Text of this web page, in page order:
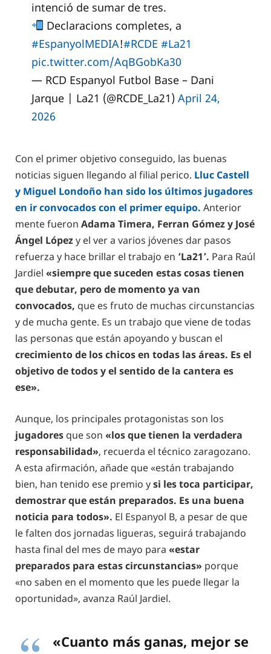
intenció de sumar de tres.
Declaracions completes, a
#EspanyolMEDIA!#RCDE #La21
pic.twitter.com/AqBGobKa30
— RCD Espanyol Futbol Base – Dani
Jarque | La21 (@RCDE_La21) April 24,
2026
Con el primer objetivo conseguido, las buenas
noticias siguen llegando al filial perico. Lluc Castell
y Miguel Londoño han sido los últimos jugadores
en ir convocados con el primer equipo. Anterior
mente fueron Adama Timera, Ferran Gómez y José
Ángel Lópezy el ver a varios jóvenes dar pasos
refuerza y hace brillar el trabajo en ‘La21’. Para Raúl
Jardiel «siempre que suceden estas cosas tienen
que debutar, pero de momento ya van
convocados, que es fruto de muchas circunstancias
y de mucha gente. Es un trabajo que viene de todas
las personas que están apoyando y buscan el
crecimiento de los chicos en todas las áreas. Es el
objetivo de todos y el sentido de la cantera es
ese».
Aunque, los principales protagonistas son los
jugadores que son «los que tienen la verdadera
responsabilidad», recuerda el técnico zaragozano.
A esta afirmación, añade que «están trabajando
bien, han tenido ese premio ysi les toca participar,
demostrar que están preparados. Es una buena
noticia para todos». El Espanyol B, a pesar de que
le falten dos jornadas ligueras, seguirá trabajando
hasta final del mes de mayo para «estar
preparados para estas circunstancias» porque
«no saben en el momento que les puede llegar la
oportunidad», avanza Raúl Jardiel.
«Cuanto más ganas, mejor se